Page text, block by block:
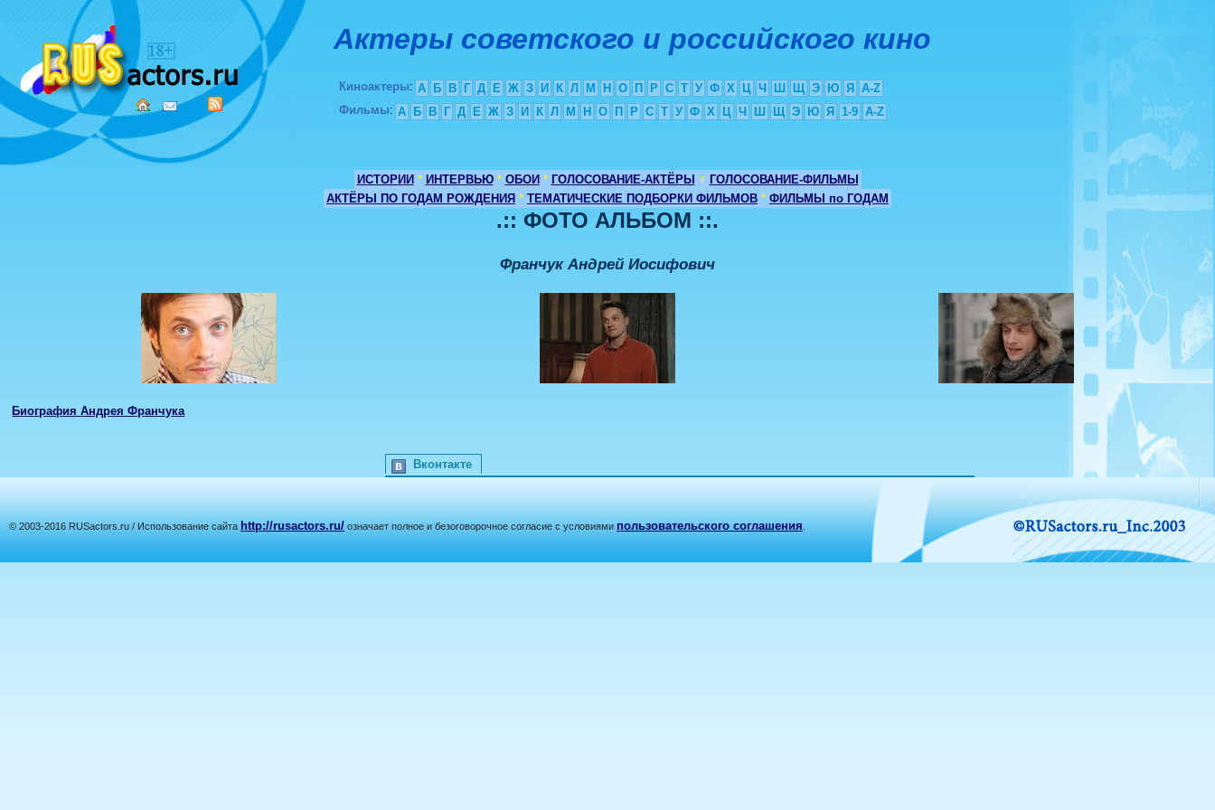
Актеры советского и российского кино
Киноактеры: А Б В Г Д Е Ж З И К Л М Н О П Р С Т У Ф Х Ц Ч Ш Щ Э Ю Я
A-Z
Фильмы: А Б В Г Д Е Ж З И К Л М Н О П Р С Т У Ф Х Ц Ч Ш Щ Э Ю Я 1-9 A-Z
ИСТОРИИ * ИНТЕРВЬЮ * ОБОИ * ГОЛОСОВАНИЕ-АКТЁРЫ + ГОЛОСОВАНИЕ-ФИЛЬМЫ
АКТЁРЫ ПО ГОДАМ РОЖДЕНИЯ * ТЕМАТИЧЕСКИЕ ПОДБОРКИ ФИЛЬМОВ * ФИЛЬМЫ по ГОДАМ
.:: ФОТО АЛЬБОМ ::.
Франчук Андрей Иосифович
Биография Андрея Франчука
Вконтакте
© 2003-2016 RUSactors.ru / Использование сайта http://rusactors.ru/ означает полное и безоговорочное согласие с условиями пользовательского соглашения